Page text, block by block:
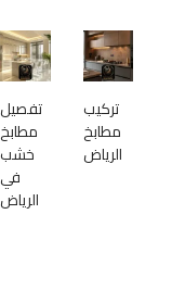
تركيب
مطابخ
الرياض
تفصيل
مطابخ
خشب
في
الرياض